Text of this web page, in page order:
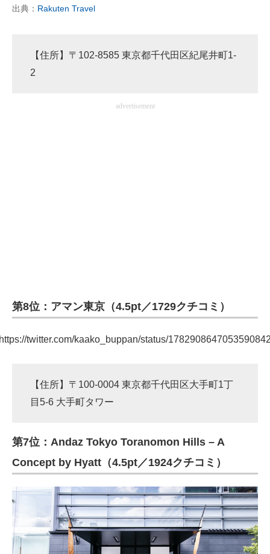
出典： Rakuten Travel
【住所】〒102-8585 東京都千代田区紀尾井町1-
2
advertisement
第8位：アマン東京（4.5pt／1729クチコミ）
twitter.com/kaako_buppan/status/
【住所】〒100-0004 東京都千代田区大手町1丁
目5-6 大手町タワー
第7位：Andaz Tokyo Toranomon Hills – A
Concept by Hyatt（4.5pt／1924クチコミ）